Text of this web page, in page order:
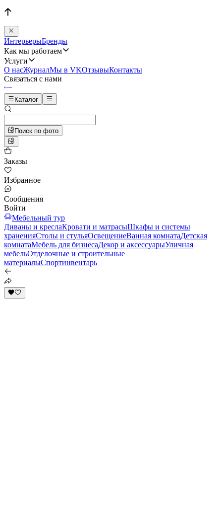
ИнтерьерыБренды
Как мы работаем
Услуги
О насЖурналМы в VKОтзывыКонтакты
Связаться с нами
Каталог
Поиск по фото
Заказы
Избранное
Сообщения
Войти
Мебельный тур
Диваны и креслаКровати и матрасыШкафы и системы
храненияСтолы и стульяОсвещениеВанная комнатаДетская
комнатаМебель для бизнесаДекор и аксессуарыУличная
мебельОтделочные и строительные
материалыСпортинвентарь